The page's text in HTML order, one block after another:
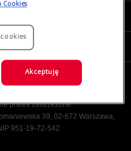
prawa zastrzeżone.
39, 02-672 Warszawa,
951-19-72-542
Cookies
Akceptuję